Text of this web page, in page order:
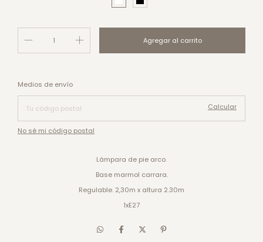
Entregas para el CP:
Medios de envío
Calcular
No sé mi código postal
Lámpara de pie arco.
Base marmol carrara.
Regulable. 2,30m x altura 2.30m
1xE27